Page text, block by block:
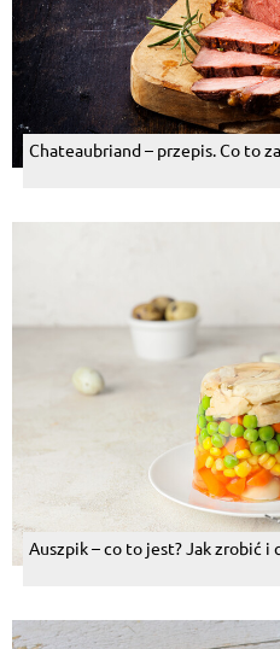
Chateaubriand – przepis. Co to
Auszpik – co to jest? Jak zrobić i